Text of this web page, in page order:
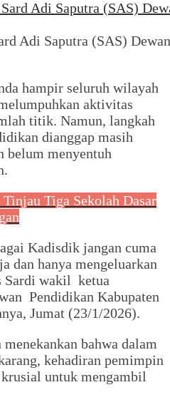
Adi Saputra (SAS)
hampir seluruh wilayah
aktivitas
titik. Namun, langkah
dianggap masih
belum menyentuh
Tiga Sekolah Dasar
Kadisdik jangan cuma
dan hanya mengeluarkan
Sardi wakil ketua
Pendidikan Kabupaten
Jumat (23/1/2026).
bahwa dalam
kehadiran pemimpin
untuk mengambil